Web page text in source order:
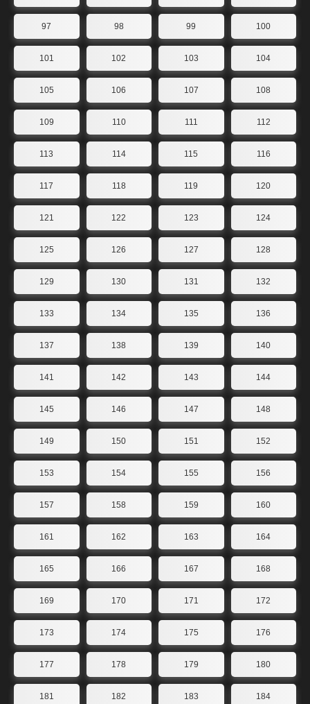
97 98 99 100
101 102 103 104
105 106 107 108
109 110 111 112
113 114 115 116
117 118 119 120
121 122 123 124
125 126 127 128
129 130 131 132
133 134 135 136
137 138 139 140
141 142 143 144
145 146 147 148
149 150 151 152
153 154 155 156
157 158 159 160
161 162 163 164
165 166 167 168
169 170 171 172
173 174 175 176
177 178 179 180
181 182 183 184